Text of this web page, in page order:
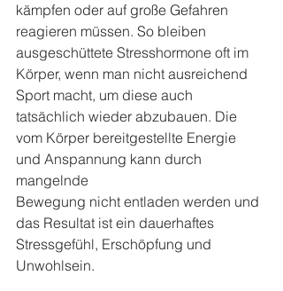
kämpfen oder auf große Gefahren
reagieren müssen. So bleiben
ausgeschüttete Stresshormone oft im
Körper, wenn man nicht ausreichend
Sport macht, um diese auch
tatsächlich wieder abzubauen. Die
vom Körper bereitgestellte Energie
und Anspannung kann durch
mangelnde
Bewegung nicht entladen werden und
das Resultat ist ein dauerhaftes
Stressgefühl, Erschöpfung und
Unwohlsein.